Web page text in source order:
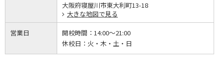
大阪府寝屋川市東大利町13-18
大きな地図で見る
営業日 開校時間： 14:00～21:00
休校日： 火・木・土・日